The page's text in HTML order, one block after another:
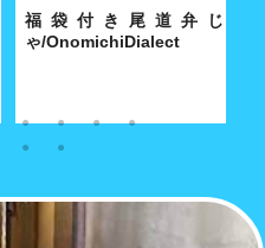
福袋付き尾道弁じ
ゃ/OnomichiDialect
経済合理性が優先する現代社会